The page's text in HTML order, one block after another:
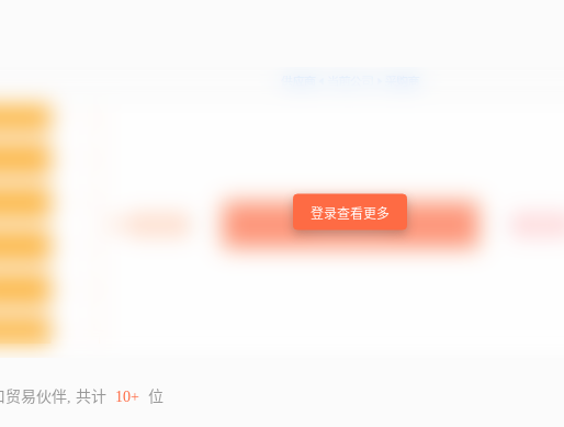
登录查看更多
贸易伙伴, 共计 10+ 位